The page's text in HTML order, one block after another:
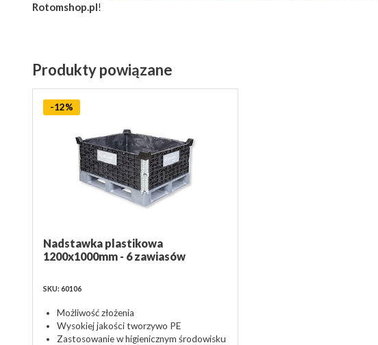
Rotomshop.pl!
Produkty powiązane
-12%
Nadstawka plastikowa
1200x1000mm - 6 zawiasów
SKU: 60106
Możliwość złożenia
Wysokiej jakości tworzywo PE
Zastosowanie w higienicznym środowisku